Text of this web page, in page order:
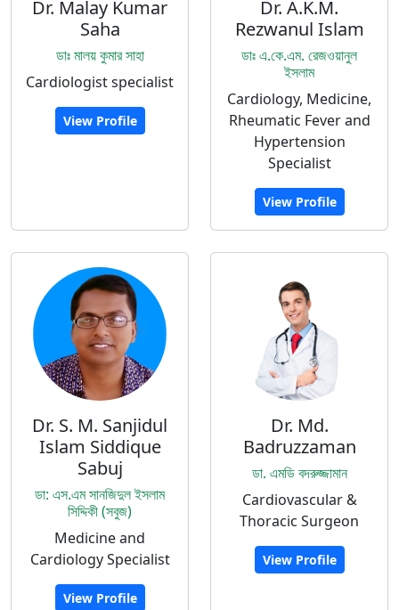
Dr. Malay Kumar
Saha
ডাঃ মালয় কুমার সাহা
Cardiologist specialist
View Profile
Dr. A.K.M.
Rezwanul Islam
ডাঃ এ.কে.এম. রেজওয়ানুল
ইসলাম
Cardiology, Medicine,
Rheumatic Fever and
Hypertension
Specialist
View Profile
Dr. S. M. Sanjidul
Islam Siddique
Sabuj
ডা: এস.এম সানজিদুল ইসলাম
সিদ্দিকী (সবুজ)
Medicine and
Cardiology Specialist
View Profile
Dr. Md.
Badruzzaman
ডা. এমডি বদরুজ্জামান
Cardiovascular &
Thoracic Surgeon
View Profile